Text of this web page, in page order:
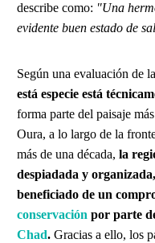
describe como: "Una
evidente buen estado de
Según una evaluación de la
está especie está
forma parte del paisaje
Oura, a lo largo de la
más de una década, la
despiadada y
beneficiado de un
conservación por parte
Chad. Gracias a ello, los